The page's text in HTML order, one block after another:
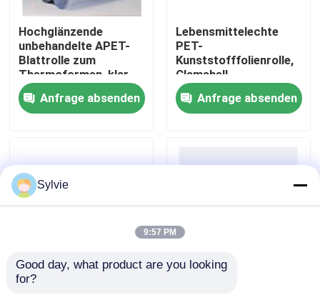
Fabrik-Ausflug
Qualitätskontrolle
Treten Sie mit uns in Verbindung
Nachrichten
Fälle
Hochglänzende
unbehandelte APET-
Blattrolle zum
Thermoformen, klar,
transparent
Anfrage absenden
Lebensmittelechte
PET-
Kunststofffolienrolle,
Clamshell-
Verpackung,
Kuchenform, 2 mm
Anfrage absenden
Dicke APET-
Sylvie
9:57 PM
Good day, what product are you looking
for?